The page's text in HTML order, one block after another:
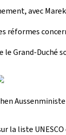
avec
Grand-Duché
la liste